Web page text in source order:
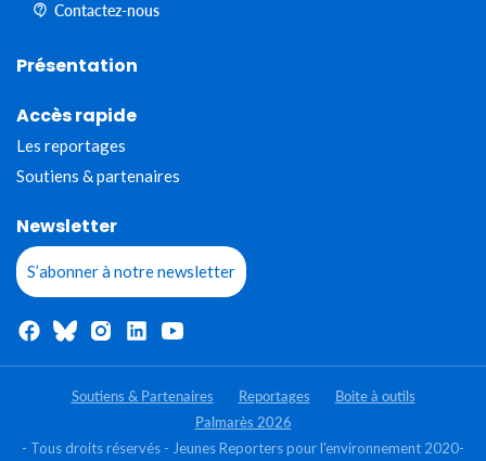
Contactez-nous
Présentation
Accès rapide
Les reportages
Soutiens & partenaires
Newsletter
S’abonner à notre newsletter
Soutiens & Partenaires Reportages
Boite à outils
Palmarès 2026
- Tous droits réservés - Jeunes Reporters pour l'environnement 2020-